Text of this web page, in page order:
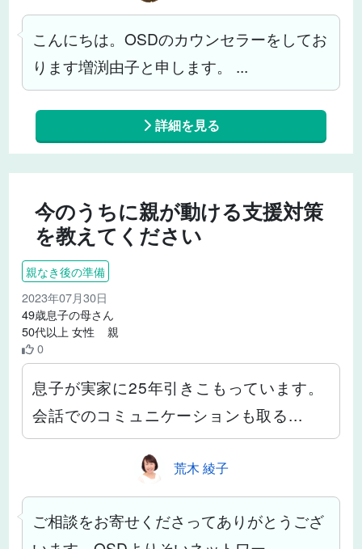
こんにちは。OSDのカウンセラーをしてお
ります増渕由子と申します。 ...
詳細を見る
今のうちに親が動ける支援対策
を教えてください
親なき後の準備
2023年07月30日
49歳息子の母さん
50代以上 女性 親
0
息子が実家に25年引きこもっています。
会話でのコミュニケーションも取る...
荒木 綾子
ご相談をお寄せくださってありがとうござ